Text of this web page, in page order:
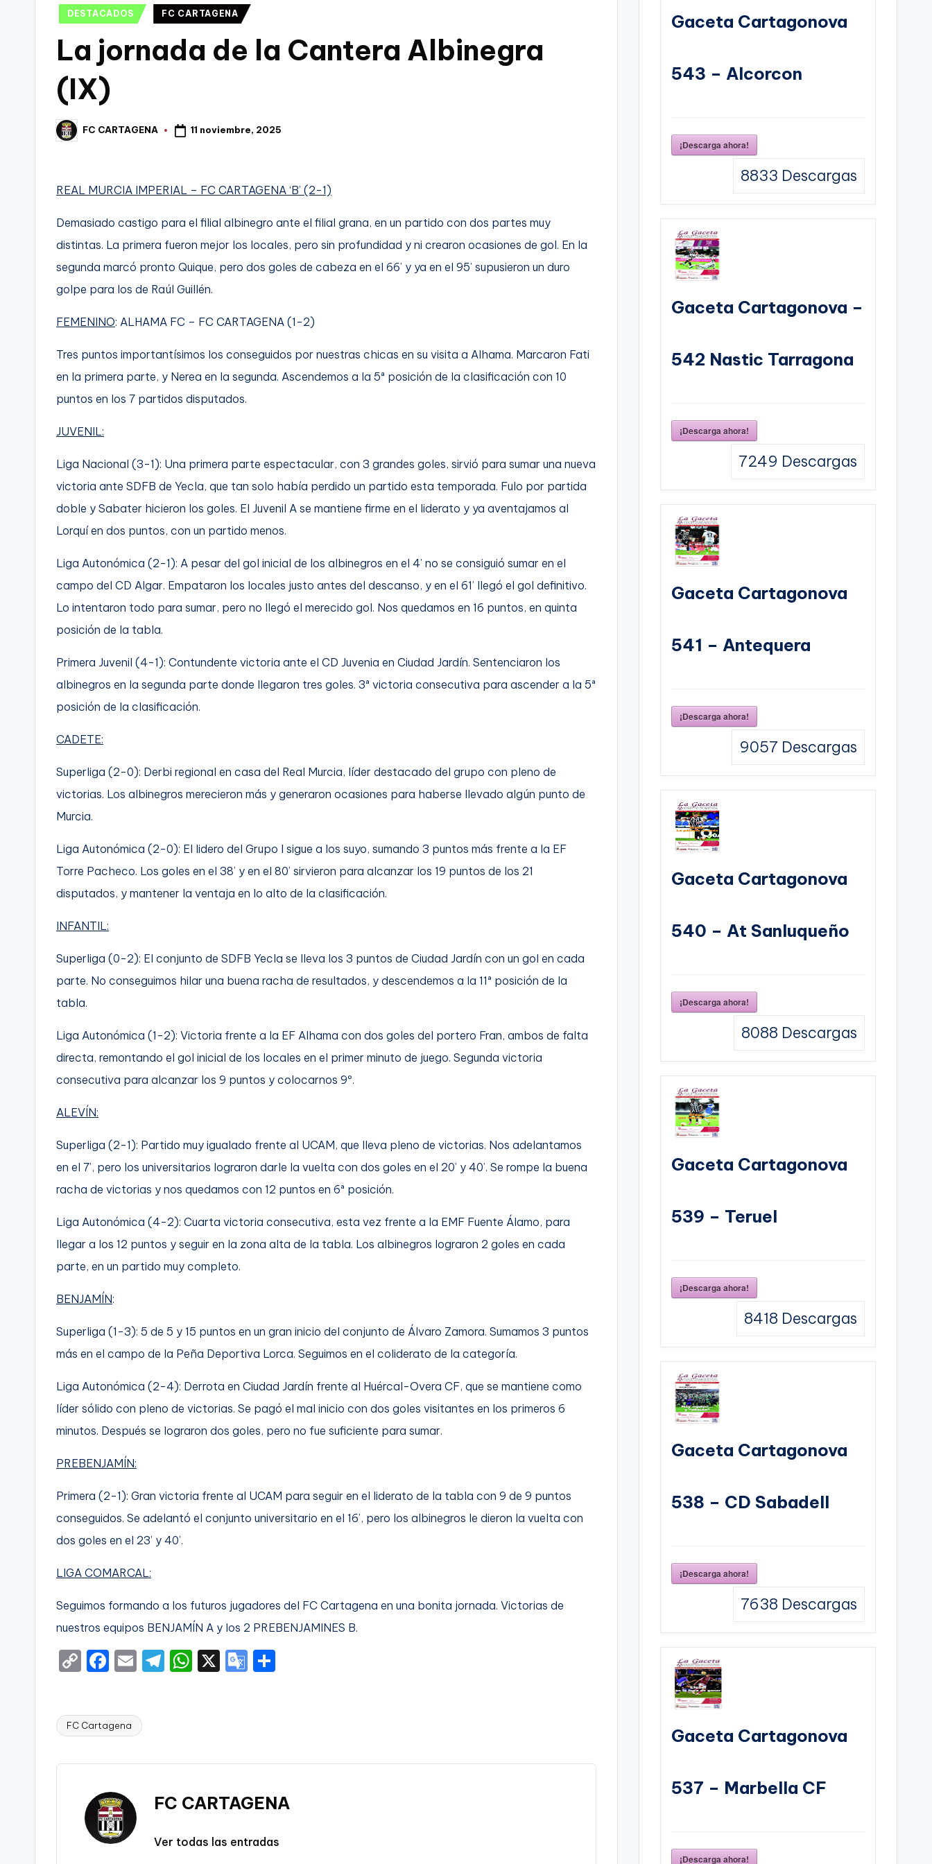
Publicado
DESTACADOS FC CARTAGENA
La jornada de la Cantera Albinegra
(IX)
Publicado
por
FC CARTAGENA 11 noviembre, 2025
REAL MURCIA IMPERIAL – FC CARTAGENA ‘B’ (2-1)
Demasiado castigo para el filial albinegro ante el filial grana, en un partido con dos partes muy
distintas. La primera fueron mejor los locales, pero sin profundidad y ni crearon ocasiones de gol. En la
segunda marcó pronto Quique, pero dos goles de cabeza en el 66’ y ya en el 95’ supusieron un duro
golpe para los de Raúl Guillén.
FEMENINO: ALHAMA FC – FC CARTAGENA (1-2)
Tres puntos importantísimos los conseguidos por nuestras chicas en su visita a Alhama. Marcaron Fati
en la primera parte, y Nerea en la segunda. Ascendemos a la 5ª posición de la clasificación con 10
puntos en los 7 partidos disputados.
JUVENIL:
Liga Nacional (3-1): Una primera parte espectacular, con 3 grandes goles, sirvió para sumar una nueva
victoria ante SDFB de Yecla, que tan solo había perdido un partido esta temporada. Fulo por partida
doble y Sabater hicieron los goles. El Juvenil A se mantiene firme en el liderato y ya aventajamos al
Lorquí en dos puntos, con un partido menos.
Liga Autonómica (2-1): A pesar del gol inicial de los albinegros en el 4’ no se consiguió sumar en el
campo del CD Algar. Empataron los locales justo antes del descanso, y en el 61’ llegó el gol definitivo.
Lo intentaron todo para sumar, pero no llegó el merecido gol. Nos quedamos en 16 puntos, en quinta
posición de la tabla.
Primera Juvenil (4-1): Contundente victoria ante el CD Juvenia en Ciudad Jardín. Sentenciaron los
albinegros en la segunda parte donde llegaron tres goles. 3ª victoria consecutiva para ascender a la 5ª
posición de la clasificación.
CADETE:
Superliga (2-0): Derbi regional en casa del Real Murcia, líder destacado del grupo con pleno de
victorias. Los albinegros merecieron más y generaron ocasiones para haberse llevado algún punto de
Murcia.
Liga Autonómica (2-0): El lidero del Grupo I sigue a los suyo, sumando 3 puntos más frente a la EF
Torre Pacheco. Los goles en el 38’ y en el 80’ sirvieron para alcanzar los 19 puntos de los 21
disputados, y mantener la ventaja en lo alto de la clasificación.
INFANTIL:
Superliga (0-2): El conjunto de SDFB Yecla se lleva los 3 puntos de Ciudad Jardín con un gol en cada
parte. No conseguimos hilar una buena racha de resultados, y descendemos a la 11ª posición de la
tabla.
Liga Autonómica (1-2): Victoria frente a la EF Alhama con dos goles del portero Fran, ambos de falta
directa, remontando el gol inicial de los locales en el primer minuto de juego. Segunda victoria
consecutiva para alcanzar los 9 puntos y colocarnos 9º.
ALEVÍN:
Superliga (2-1): Partido muy igualado frente al UCAM, que lleva pleno de victorias. Nos adelantamos
en el 7’, pero los universitarios lograron darle la vuelta con dos goles en el 20’ y 40’. Se rompe la buena
racha de victorias y nos quedamos con 12 puntos en 6ª posición.
Liga Autonómica (4-2): Cuarta victoria consecutiva, esta vez frente a la EMF Fuente Álamo, para
llegar a los 12 puntos y seguir en la zona alta de la tabla. Los albinegros lograron 2 goles en cada
parte, en un partido muy completo.
BENJAMÍN:
Superliga (1-3): 5 de 5 y 15 puntos en un gran inicio del conjunto de Álvaro Zamora. Sumamos 3 puntos
más en el campo de la Peña Deportiva Lorca. Seguimos en el coliderato de la categoría.
Liga Autonómica (2-4): Derrota en Ciudad Jardín frente al Huércal-Overa CF, que se mantiene como
líder sólido con pleno de victorias. Se pagó el mal inicio con dos goles visitantes en los primeros 6
minutos. Después se lograron dos goles, pero no fue suficiente para sumar.
PREBENJAMÍN:
Primera (2-1): Gran victoria frente al UCAM para seguir en el liderato de la tabla con 9 de 9 puntos
conseguidos. Se adelantó el conjunto universitario en el 16’, pero los albinegros le dieron la vuelta con
dos goles en el 23’ y 40’.
LIGA COMARCAL:
Seguimos formando a los futuros jugadores del FC Cartagena en una bonita jornada. Victorias de
nuestros equipos BENJAMÍN A y los 2 PREBENJAMINES B.
C
y
n
k
F
e
o
o
k
E
l
T
m
W
p
p
X
G
Tr
a
n
sl
Etiquetas:
FC Cartagena
FC CARTAGENA
Ver todas las entradas
Gaceta Cartagonova
543 – Alcorcon
¡Descarga ahora!
8833 Descargas
Gaceta Cartagonova –
542 Nastic Tarragona
¡Descarga ahora!
7249 Descargas
Gaceta Cartagonova
541 – Antequera
¡Descarga ahora!
9057 Descargas
Gaceta Cartagonova
540 – At Sanluqueño
¡Descarga ahora!
8088 Descargas
Gaceta Cartagonova
539 – Teruel
¡Descarga ahora!
8418 Descargas
Gaceta Cartagonova
538 – CD Sabadell
¡Descarga ahora!
7638 Descargas
Gaceta Cartagonova
537 – Marbella CF
¡Descarga ahora!